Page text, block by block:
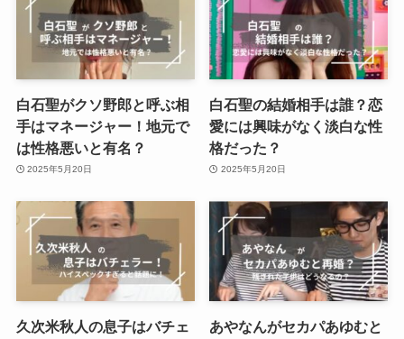
白石聖がクソ野郎と呼ぶ相
手はマネージャー！地元で
は性格悪いと有名？
2025年5月20日
白石聖の結婚相手は誰？恋
愛には興味がなく淡白な性
格だった？
2025年5月20日
久次米秋人の息子はバチェ
あやなんがセカパあゆむと